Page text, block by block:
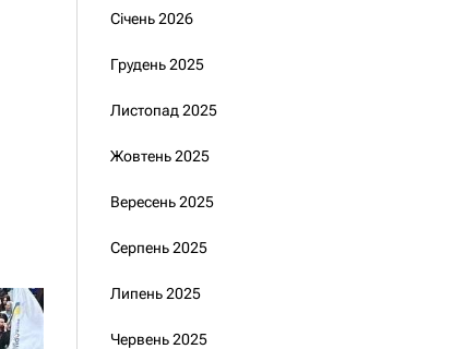
Січень 2026
Грудень 2025
Листопад 2025
Жовтень 2025
Вересень 2025
Серпень 2025
Липень 2025
Червень 2025